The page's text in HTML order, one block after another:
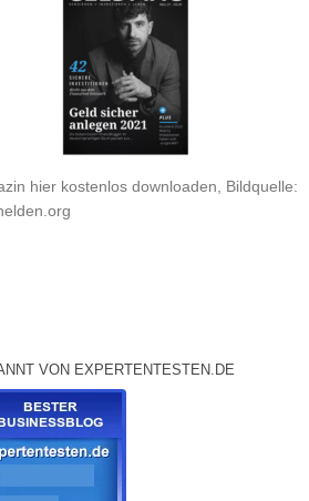
hier kostenlos downloaden, Bildquelle:
VON EXPERTENTESTEN.DE